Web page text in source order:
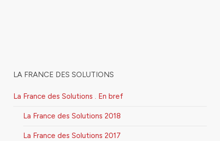
LA FRANCE DES SOLUTIONS
La France des Solutions . En bref
La France des Solutions 2018
La France des Solutions 2017